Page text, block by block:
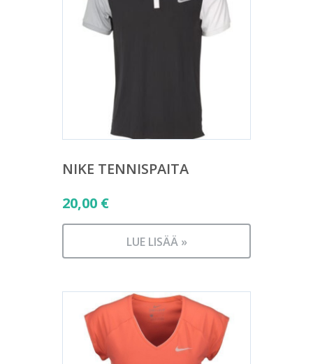
NIKE TENNISPAITA
20,00 €
LUE LISÄÄ »